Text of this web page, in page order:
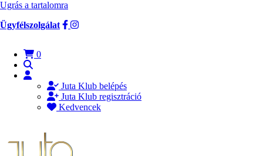
Ugrás a tartalomra
Ügyfélszolgálat
0
Juta Klub belépés
Juta Klub regisztráció
Kedvencek